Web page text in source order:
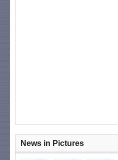
News in Pictures